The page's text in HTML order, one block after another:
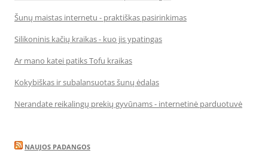
Šunų maistas internetu - praktiškas pasirinkimas
Silikoninis kačių kraikas - kuo jis ypatingas
Ar mano katei patiks Tofu kraikas
Kokybiškas ir subalansuotas šunų ėdalas
Nerandate reikalingų prekių gyvūnams - internetinė parduotuvė
NAUJOS PADANGOS